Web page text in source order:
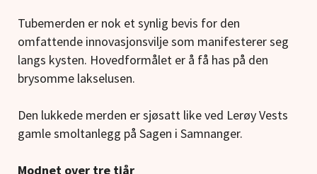
Tubemerden er nok et synlig bevis for den
omfattende innovasjonsvilje som manifesterer seg
langs kysten. Hovedformålet er å få has på den
brysomme lakselusen.
Den lukkede merden er sjøsatt like ved Lerøy Vests
gamle smoltanlegg på Sagen i Samnanger.
Modnet over tre tiår